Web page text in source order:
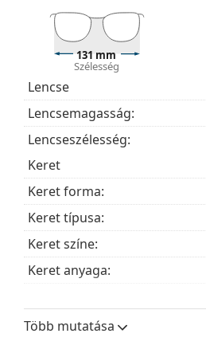
A mellékelt kendő ideális
szövetzsák is tartozhat.
Fedezze fel a teljesszemüveg
útmutatónkat, ha segítségre
Ez orvostechnikai eszköz.
131 mm
Szélesség
Lencse
Lencsemagasság:
Lencseszélesség:
Keret
Keret forma:
Keret típusa:
Keret színe:
Keret anyaga:
Szélesség:
Több mutatása